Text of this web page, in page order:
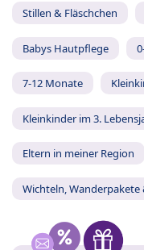
Stillen & Fläschchen
Babys Hautpflege
7-12 Monate
Kleinkinder im 3.
Eltern in meiner Region
Wichteln, Wanderpakete